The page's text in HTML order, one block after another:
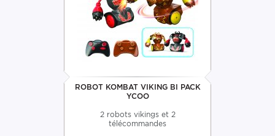
ROBOT KOMBAT VIKING BI PACK
YCOO
2 robots vikings et 2
télécommandes